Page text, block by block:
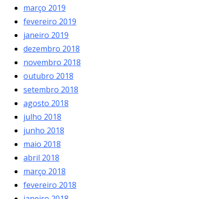
março 2019
fevereiro 2019
janeiro 2019
dezembro 2018
novembro 2018
outubro 2018
setembro 2018
agosto 2018
julho 2018
junho 2018
maio 2018
abril 2018
março 2018
fevereiro 2018